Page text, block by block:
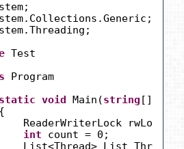
Test
Program
static void Main(string []
{
ReaderWriterLock rwLock =
int
count = 0;
List<Thread> List_Thread